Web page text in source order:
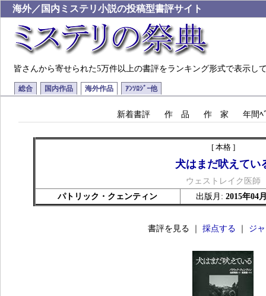
海外／国内ミステリ小説の投稿型書評サイト
皆さんから寄せられた5万件以上の書評をランキング形式で表示し
総合 国内作品 海外作品 ｱﾝｿﾛｼﾞｰ他
新着書評 作 品 作 家 年間ﾍ
[ 本格 ]
犬はまだ吠えてい
ウェストレイク医師
パトリック・クェンティン
出版月: 2015年04
書評を見る ｜ 採点する ジ